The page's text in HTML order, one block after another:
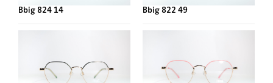
Bbig 824 14 Bbig 822 49